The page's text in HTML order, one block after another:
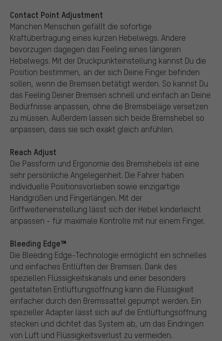
Contact Point Adjustment
Manchen Menschen gefällt die sofortige
Kraftübertragung eines kurzen Hebelwegs. Andere
bevorzugen dagegen das Feeling eines längeren
Hebelwegs. Mit der Druckpunkteinstellung kannst Du die
Position bestimmen, an der sich Deine Finger befinden
sollen, wenn die Bremsen betätigt werden. So kannst Du
das Feeling Deiner Bremsen schnell und einfach an Deine
Bedürfnisse anpassen, ohne die Bremsbeläge versetzen
zu müssen. Außerdem lassen sich beide Bremshebel so
anpassen, dass sie sich exakt gleich anfühlen.
Reach Adjust
Die Passform und Ergonomie des Bremshebels ist eine
sehr persönliche Angelegenheit. Die Fahrer haben
individuelle Positionsvorlieben sowie einzigartige
Handgrößen und Fingerlängen. Mit der
Griffweiteneinstellung lässt sich der Hebel kinderleicht
anpassen - für maximale Kontrolle mit nur einem Finger.
Bleeding Edge™
Die Bleeding Edge-Technologie ermöglicht ein schnelles
und einfaches Entlüften der Bremsen. Dank des
speziellen Flüssigkeitskanals und einer besonders
gestalteten Entlüftungsöffnung kann die Flüssigkeit
einfacher durch den Bremssattel gepumpt werden. Ein
spezieller Adapter lässt sich auf die Entlüftungsöffnung
stecken und dichtet das System ab, um das Eindringen
von Luft und Flüssigkeitsverlust zu vermeiden.